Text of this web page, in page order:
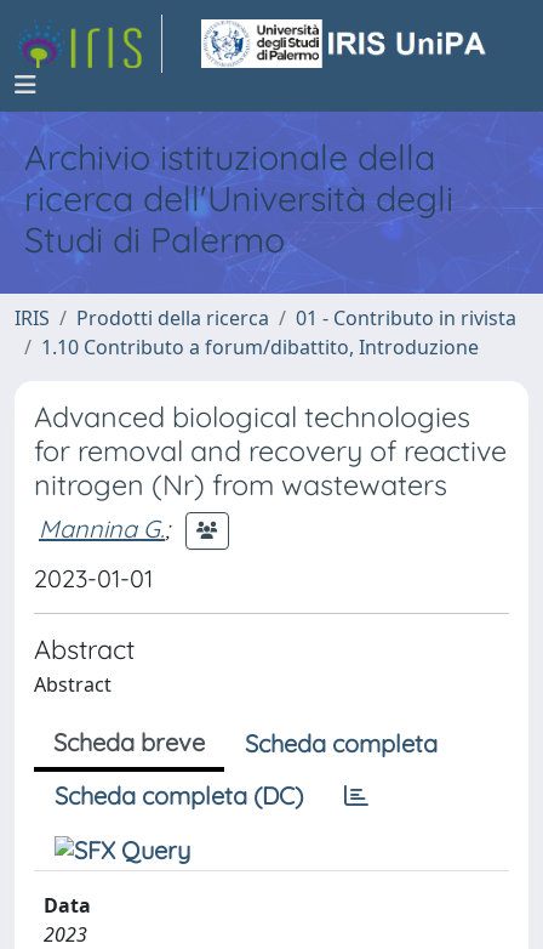
Archivio istituzionale della
ricerca dell'Università degli
Studi di Palermo
IRIS Prodotti della ricerca
01 - Contributo in rivista
1.10 Contributo a forum/dibattito, Introduzione
Advanced biological technologies
for removal and recovery of reactive
nitrogen (Nr) from wastewaters
Mannina G.;
2023-01-01
Abstract
Abstract
Scheda breve
Scheda completa
Scheda completa (DC)
Data
2023